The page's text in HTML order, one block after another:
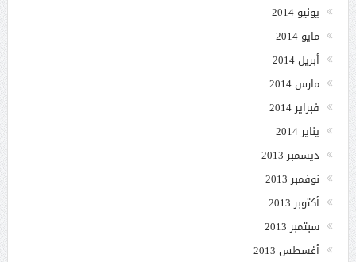
يونيو 2014
مايو 2014
أبريل 2014
مارس 2014
فبراير 2014
يناير 2014
ديسمبر 2013
نوفمبر 2013
أكتوبر 2013
سبتمبر 2013
أغسطس 2013